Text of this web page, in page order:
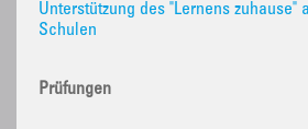
Unterstützung des "Lernens zuhause"
Schulen
Prüfungen